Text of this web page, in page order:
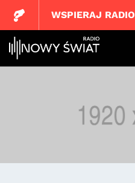
WSPIERAJ RADIO